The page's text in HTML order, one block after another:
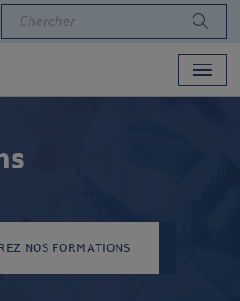
Chercher
NOS FORMATIONS